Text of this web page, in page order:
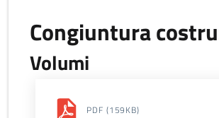
Congiuntura
Volumi
PDF (159KB)